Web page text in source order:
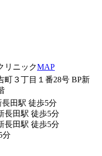
リニックMAP
町３丁目１番28号 BP新
長田駅 徒歩5分
長田駅 徒歩5分
長田駅 徒歩5分
分